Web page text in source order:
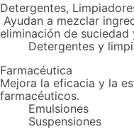
Detergentes,
Ayudan a mezclar
eliminación de suciedad
Detergentes y
Farmacéutica
Mejora la eficacia y la
farmacéuticos.
Emulsiones
Suspensiones